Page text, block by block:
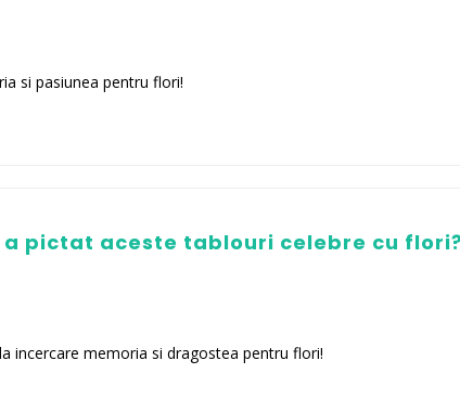
si pasiunea pentru flori!
pictat aceste tablouri celebre cu flori?
incercare memoria si dragostea pentru flori!